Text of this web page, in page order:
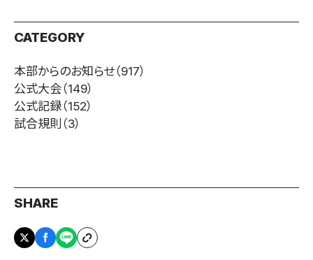
CATEGORY
本部からのお知らせ（917）
公式大会（149）
公式記録（152）
試合規則 （3）
SHARE